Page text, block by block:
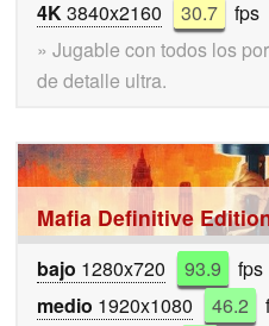
4K 3840x2160 30.7 fps
» Jugable con todos los
de detalle ultra.
Mafia Definitive
bajo 1280x720 93.9 fps
medio 1920x1080 46.2